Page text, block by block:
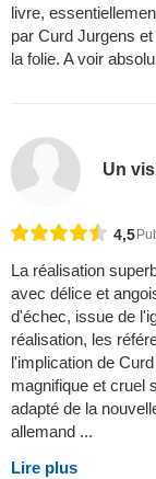
livre,
par Curd Jurgens
la folie. A voir
Un
4,5
La réalisation
avec délice et
d'échec, issue de
réalisation, les
l'implication de
magnifique et cruel
adapté de la
allemand ...
Lire plus